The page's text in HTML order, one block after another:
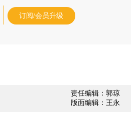
订阅/会员升级
责任编辑：郭琼
版面编辑：王永